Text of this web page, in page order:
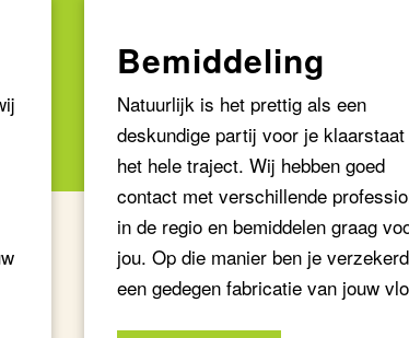
Bemiddeling
Natuurlijk is het prettig als een
deskundige partij voor je
het hele traject. Wij hebben goed
contact met verschillende
in de regio en bemiddelen graag
jou. Op die manier ben je
een gedegen fabricatie van jouw